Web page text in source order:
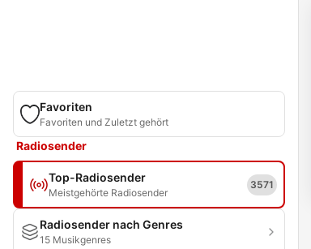
Favoriten
Favoriten und Zuletzt gehört
Radiosender
Top-Radiosender
Meistgehörte Radiosender
3571
Radiosender nach Genres
15 Musikgenres